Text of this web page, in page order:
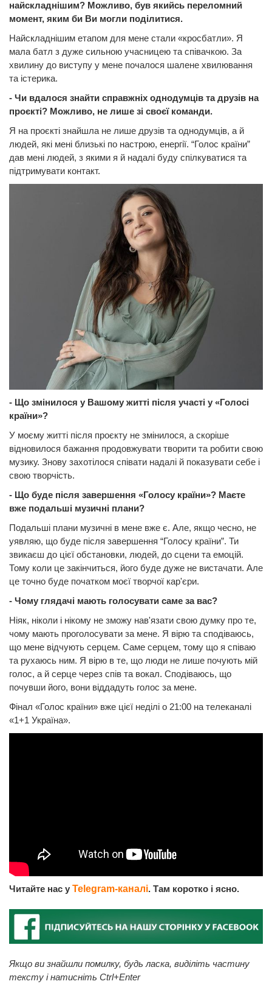
найскладнішим? Можливо, був якийсь переломний
момент, яким би Ви могли поділитися.
Найскладнішим етапом для мене стали «кросбатли». Я
мала батл з дуже сильною учасницею та співачкою. За
хвилину до виступу у мене почалося шалене хвилювання
та істерика.
- Чи вдалося знайти справжніх однодумців та друзів на
проєкті? Можливо, не лише зі своєї команди.
Я на проєкті знайшла не лише друзів та однодумців, а й
людей, які мені близькі по настрою, енергії. “Голос країни”
дав мені людей, з якими я й надалі буду спілкуватися та
підтримувати контакт.
- Що змінилося у Вашому житті після участі у «Голосі
країни»?
У моєму житті після проєкту не змінилося, а скоріше
відновилося бажання продовжувати творити та робити свою
музику. Знову захотілося співати надалі й показувати себе і
свою творчість.
- Що буде після завершення «Голосу країни»? Маєте
вже подальші музичні плани?
Подальші плани музичні в мене вже є. Але, якщо чесно, не
уявляю, що буде після завершення “Голосу країни”. Ти
звикаєш до цієї обстановки, людей, до сцени та емоцій.
Тому коли це закінчиться, його буде дуже не вистачати. Але
це точно буде початком моєї творчої кар'єри.
- Чому глядачі мають голосувати саме за вас?
Ніяк, ніколи і нікому не зможу нав'язати свою думку про те,
чому мають проголосувати за мене. Я вірю та сподіваюсь,
що мене відчують серцем. Саме серцем, тому що я співаю
та рухаюсь ним. Я вірю в те, що люди не лише почують мій
голос, а й серце через спів та вокал. Сподіваюсь, що
почувши його, вони віддадуть голос за мене.
Фінал «Голос країни» вже цієї неділі о 21:00 на телеканалі
«1+1 Україна».
Читайте нас у Telegram-каналі. Там коротко і ясно.
Якщо ви знайшли помилку, будь ласка, виділіть частину
тексту і натисніть Ctrl+Enter